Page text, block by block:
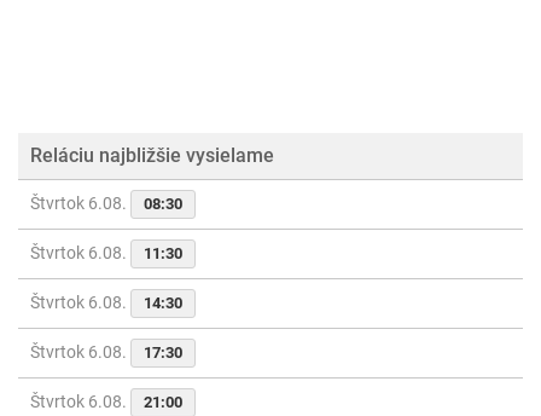
Reláciu najbližšie vysielame
Štvrtok 6.08. 08:30
Štvrtok 6.08. 11:30
Štvrtok 6.08. 14:30
Štvrtok 6.08. 17:30
Štvrtok 6.08. 21:00